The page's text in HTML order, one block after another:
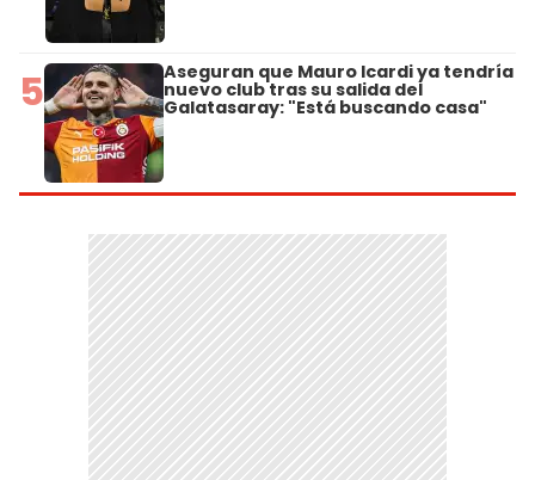
5 Aseguran que Mauro Icardi ya tendría
nuevo club tras su salida del
Galatasaray: "Está buscando casa"